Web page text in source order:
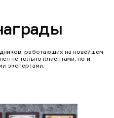
работающих на новейшем
не только клиентами, но и
экспертами.